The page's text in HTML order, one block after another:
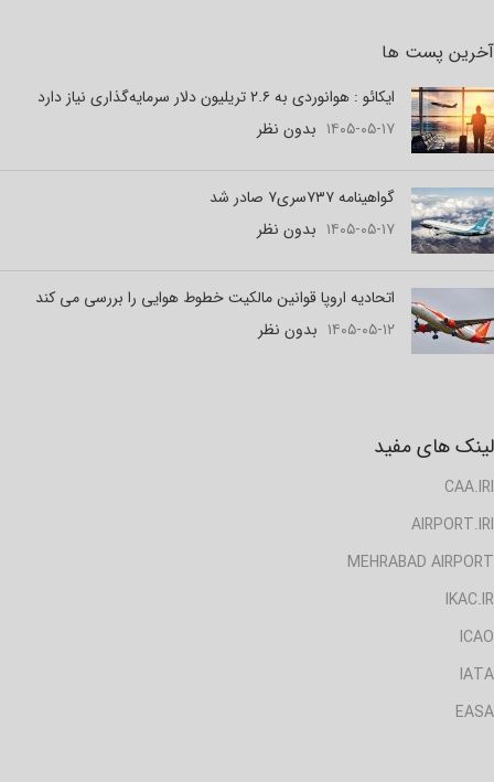
آخرین پست ها
ایکائو : هوانوردی به ۲.۶ تریلیون دلار سرمایه‌گذاری نیاز دارد
۱۴۰۵-۰۵-۱۷ بدون نظر
گواهینامه ۷۳۷سری۷ صادر شد
۱۴۰۵-۰۵-۱۷ بدون نظر
اتحادیه اروپا قوانین مالکیت خطوط هوایی را بررسی می کند
۱۴۰۵-۰۵-۱۲ بدون نظر
لینک های مفید
CAA.IRI
AIRPORT.IRI
MEHRABAD AIRPORT
IKAC.IR
ICAO
IATA
EASA